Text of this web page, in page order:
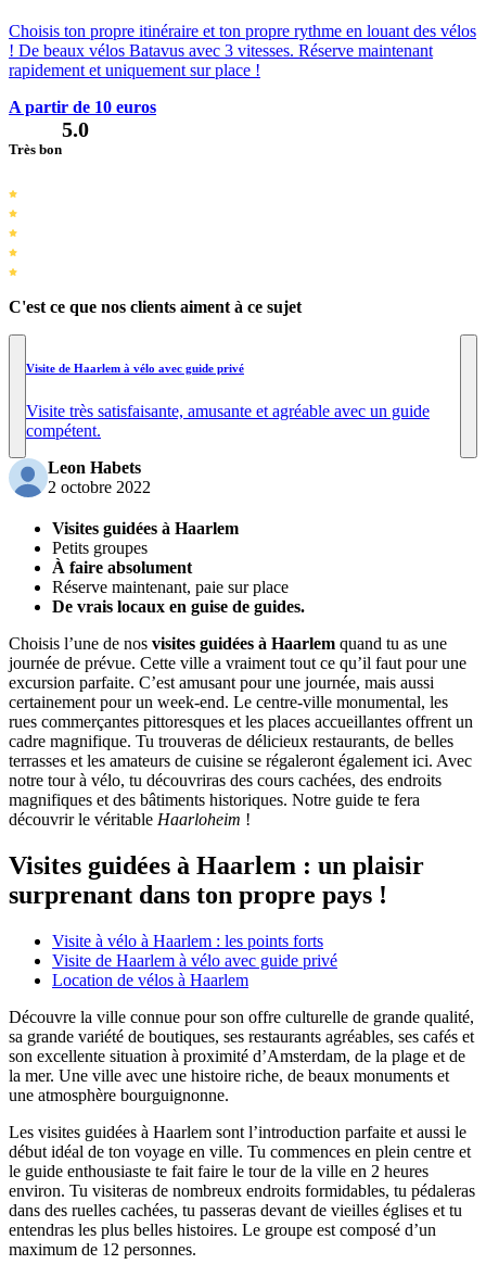
Choisis ton propre itinéraire et ton propre rythme en louant des vélos
! De beaux vélos Batavus avec 3 vitesses. Réserve maintenant
rapidement et uniquement sur place !
A partir de 10 euros
Très bon
5.0
C'est ce que nos clients aiment à ce sujet
Visite de Haarlem à vélo avec guide privé
Visite très satisfaisante, amusante et agréable avec un guide
compétent.
Leon Habets
2 octobre 2022
Visites guidées à Haarlem
Petits groupes
À faire absolument
Réserve maintenant, paie sur place
De vrais locaux en guise de guides.
Choisis l’une de nos visites guidées à Haarlem quand tu as une
journée de prévue. Cette ville a vraiment tout ce qu’il faut pour une
excursion parfaite. C’est amusant pour une journée, mais aussi
certainement pour un week-end. Le centre-ville monumental, les
rues commerçantes pittoresques et les places accueillantes offrent un
cadre magnifique. Tu trouveras de délicieux restaurants, de belles
terrasses et les amateurs de cuisine se régaleront également ici. Avec
notre tour à vélo, tu découvriras des cours cachées, des endroits
magnifiques et des bâtiments historiques. Notre guide te fera
découvrir le véritable Haarloheim !
Visites guidées à Haarlem : un plaisir
surprenant dans ton propre pays !
Visite à vélo à Haarlem : les points forts
Visite de Haarlem à vélo avec guide privé
Location de vélos à Haarlem
Découvre la ville connue pour son offre culturelle de grande qualité,
sa grande variété de boutiques, ses restaurants agréables, ses cafés et
son excellente situation à proximité d’Amsterdam, de la plage et de
la mer. Une ville avec une histoire riche, de beaux monuments et
une atmosphère bourguignonne.
Les visites guidées à Haarlem sont l’introduction parfaite et aussi le
début idéal de ton voyage en ville. Tu commences en plein centre et
le guide enthousiaste te fait faire le tour de la ville en 2 heures
environ. Tu visiteras de nombreux endroits formidables, tu pédaleras
dans des ruelles cachées, tu passeras devant de vieilles églises et tu
entendras les plus belles histoires. Le groupe est composé d’un
maximum de 12 personnes.